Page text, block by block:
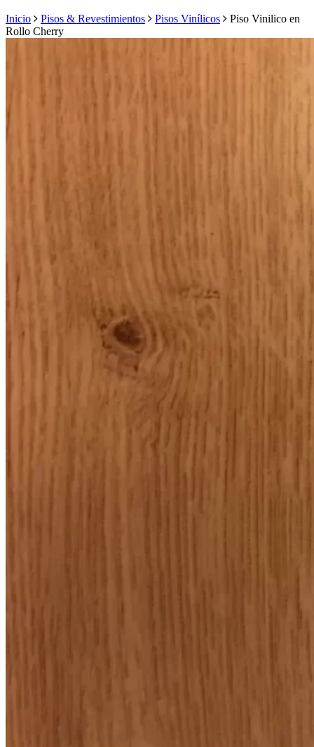
Inicio Pisos & Revestimientos Pisos Vinílicos
Piso Vinilico en
Rollo Cherry